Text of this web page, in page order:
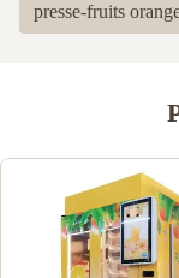
presse-fruits